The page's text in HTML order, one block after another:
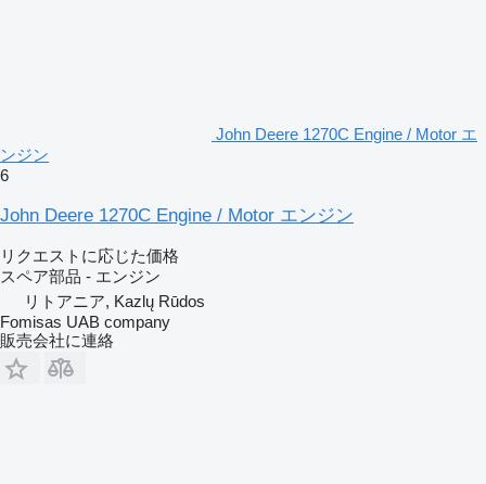
John Deere 1270C Engine / Motor エ
ンジン
6
John Deere 1270C Engine / Motor エンジン
リクエストに応じた価格
スペア部品 - エンジン
リトアニア, Kazlų Rūdos
Fomisas UAB company
販売会社に連絡